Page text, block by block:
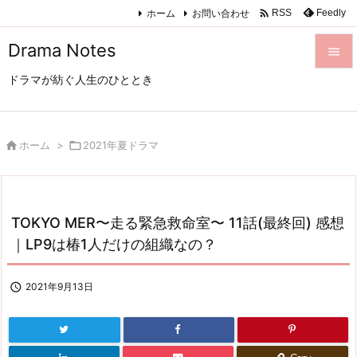
Drama Notes
ドラマが紡ぐ人生のひととき

次へ
検索
ホーム お問い合わせ  RSS Feedly
 ホーム > 2021年夏ドラマ
TOKYO MER〜走る緊急救命室〜 11話(最終回) 感想
｜LP9は椿1人だけの組織なの？
 2021年9月13日